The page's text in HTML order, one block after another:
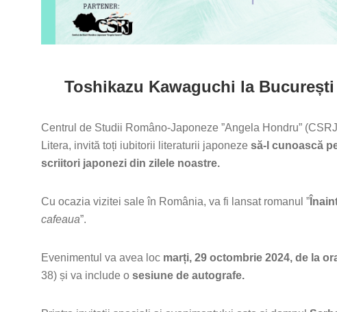
Toshikazu Kawaguchi la
Centrul de Studii Româno-Japoneze ”Angela Hondru”
Litera, invită toți iubitorii literaturii japoneze să-l cunoască
scriitori japonezi din zilele noastre.
Cu ocazia vizitei sale în România, va fi lansat romanul ”
cafeaua”.
Evenimentul va avea loc marți, 29 octombrie 2024, de la
38) și va include o sesiune de autografe.